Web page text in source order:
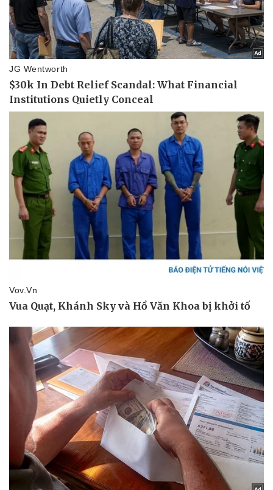
Nhi khoa
Nam khoa
Làm đẹp - giảm cân
Phòng mạch online
Ăn sạch sống khỏe
Văn hóa
Sân khấu - Điện ảnh
Văn học
Âm nhạc
Giải trí
Nghệ sĩ
Thời trang